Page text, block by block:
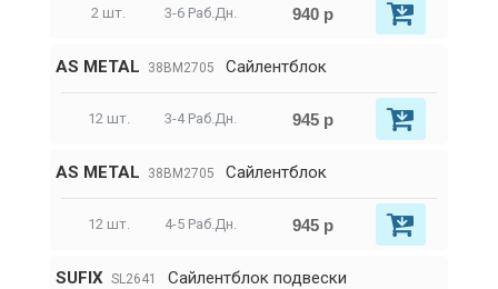
2 шт. 3-6 Раб.Дн. 940 р
AS METAL 38BM2705 Сайлентблок
12 шт. 3-4 Раб.Дн. 945 р
AS METAL 38BM2705 Сайлентблок
12 шт. 4-5 Раб.Дн. 945 р
SUFIX SL2641 Сайлентблок подвески